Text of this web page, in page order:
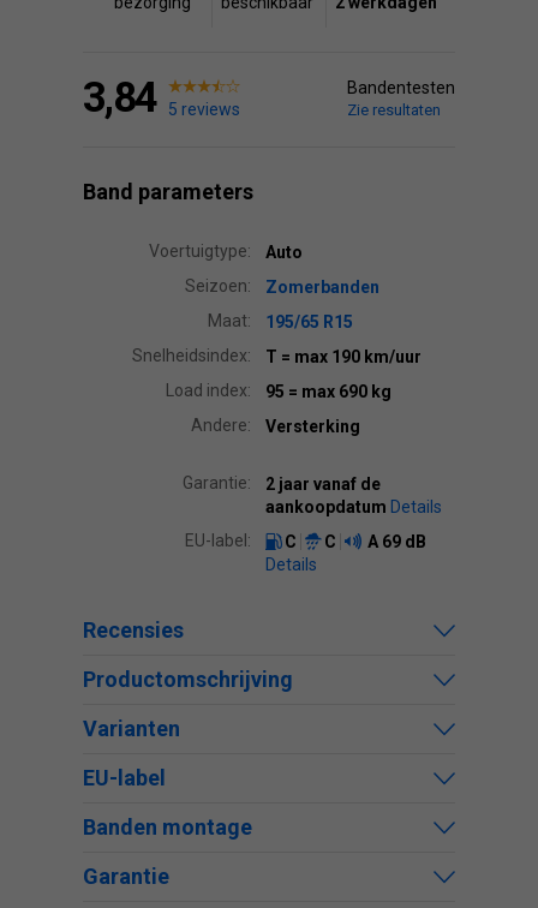
3,84 5 reviews
Bandentesten
Zie resultaten
Band parameters
Voertuigtype:
Auto
Seizoen:
Zomerbanden
Maat:
195/65 R15
Snelheidsindex:
T = max 190 km/uur
Load index:
95 = max 690 kg
Andere:
Versterking
Garantie:
2 jaar vanaf de
aankoopdatum Details
EU-label:
C C A 69 dB
Details
Recensies
Productomschrijving
Varianten
EU-label
Banden montage
Garantie